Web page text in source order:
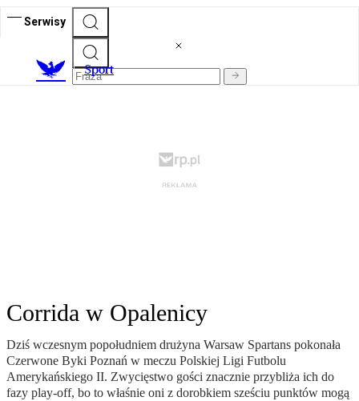
Serwisy
Sport
Corrida w Opalenicy
Dziś wczesnym popołudniem drużyna Warsaw Spartans pokonała
Czerwone Byki Poznań w meczu Polskiej Ligi Futbolu
Amerykańskiego II. Zwycięstwo gości znacznie przybliża ich do
fazy play-off, bo to właśnie oni z dorobkiem sześciu punktów mogą